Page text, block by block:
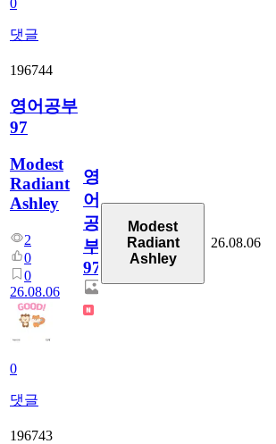
댓글
196744
영어공부
97
Modest
Radiant
Ashley
2
0
0
26.08.06
0
댓글
영
어
공
부
97
Modest
Radiant
Ashley
26.08.06
196743